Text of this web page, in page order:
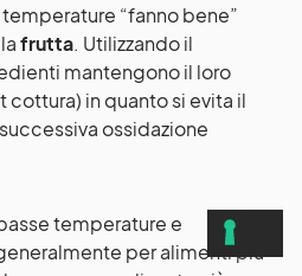
“fanno bene”
frutta. Utilizzando il
mantengono il loro
cottura) in quanto si evita il
ossidazione
temperature e
per alimenti più